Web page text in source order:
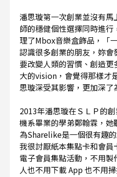
潘思璇第一次創業並沒有
師的穩健個性選擇同時進
理了Mbox音樂盒飾品，「
認識很多創業的朋友，妳
要改變人類的習慣、創造
大的vision，會覺得那樣才
思璇深受其影響，更加深了
2013年潘思璇在ＳＬＰ的
機系畢業的學弟鄭翰霖，
為Sharelike是一個很有趣
我很討厭紙本集點卡和會
電子會員集點活動，不用
人也不用下載 App 也不用